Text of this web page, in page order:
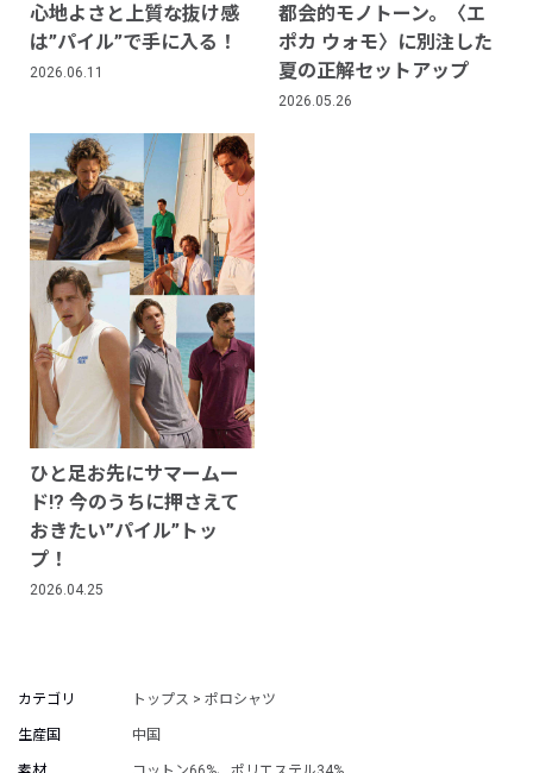
心地よさと上質な抜け感
は”パイル”で手に入る！
2026.06.11
都会的モノトーン。〈エ
ポカ ウォモ〉に別注した
夏の正解セットアップ
2026.05.26
ひと足お先にサマームー
ド!? 今のうちに押さえて
おきたい”パイル”トッ
プ！
2026.04.25
カテゴリ トップス > ポロシャツ
生産国 中国